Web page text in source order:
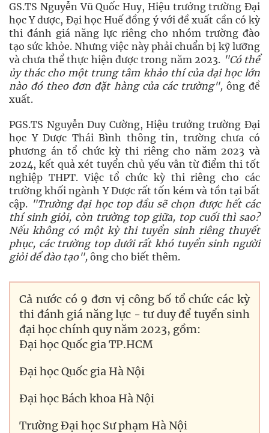
GS.TS Nguyễn Vũ Quốc Huy, Hiệu trưởng trường Đại
học Y dược, Đại học Huế đồng ý với đề xuất cần có kỳ
thi đánh giá năng lực riêng cho nhóm trường đào
tạo sức khỏe. Nhưng việc này phải chuẩn bị kỹ lưỡng
và chưa thể thực hiện được trong năm 2023. "Có thể
ủy thác cho một trung tâm khảo thí của đại học lớn
nào đó theo đơn đặt hàng của các trường",ông đề
xuất.
PGS.TS Nguyễn Duy Cường, Hiệu trưởng trường Đại
học Y Dược Thái Bình thông tin, trường chưa có
phương án tổ chức kỳ thi riêng cho năm 2023 và
2024, kết quả xét tuyển chủ yếu vẫn từ điểm thi tốt
nghiệp THPT. Việc tổ chức kỳ thi riêng cho các
trường khối ngành Y Dược rất tốn kém và tồn tại bất
cập. "Trường đại học top đầu sẽ chọn được hết các
thí sinh giỏi, còn trường top giữa, top cuối thì sao?
Nếu không có một kỳ thi tuyển sinh riêng thuyết
phục, các trường top dưới rất khó tuyển sinh người
giỏi để đào tạo", ông cho biết thêm.
Cả nước có 9 đơn vị công bố tổ chức các kỳ
thi đánh giá năng lực - tư duy để tuyển sinh
đại học chính quy năm 2023, gồm:
Đại học Quốc gia TP.HCM
Đại học Quốc gia Hà Nội
Đại học Bách khoa Hà Nội
Trường Đại học Sư phạm Hà Nội